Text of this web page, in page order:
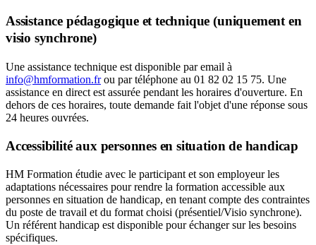
Assistance pédagogique et technique (uniquement en
visio synchrone)
Une assistance technique est disponible par email à
info@hmformation.frou par téléphone au 01 82 02 15 75. Une
assistance en direct est assurée pendant les horaires d'ouverture. En
dehors de ces horaires, toute demande fait l'objet d'une réponse sous
24 heures ouvrées.
Accessibilité aux personnes en situation de handicap
HM Formation étudie avec le participant et son employeur les
adaptations nécessaires pour rendre la formation accessible aux
personnes en situation de handicap, en tenant compte des contraintes
du poste de travail et du format choisi (présentiel/Visio synchrone).
Un référent handicap est disponible pour échanger sur les besoins
spécifiques.